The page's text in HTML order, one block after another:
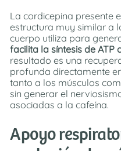
La cordicepina presente
estructura muy similar a
cuerpo utiliza para
facilita la síntesis de ATP
resultado es una
profunda directamente
tanto a los músculos
sin generar el
asociadas a la cafeína.
Apoyo